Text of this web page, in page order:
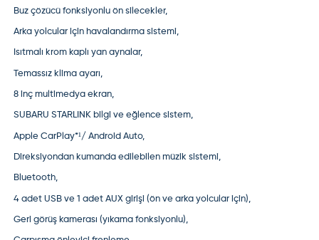
Buz çözücü fonksiyonlu ön silecekler,
Arka yolcular için havalandırma sistemi,
Isıtmalı krom kaplı yan aynalar,
Temassız klima ayarı,
8 inç multimedya ekran,
SUBARU STARLINK bilgi ve eğlence sistem,
Apple CarPlay*¹/ Android Auto,
Direksiyondan kumanda edilebilen müzik sistemi,
Bluetooth,
4 adet USB ve 1 adet AUX girişi (ön ve arka yolcular için),
Geri görüş kamerası (yıkama fonksiyonlu),